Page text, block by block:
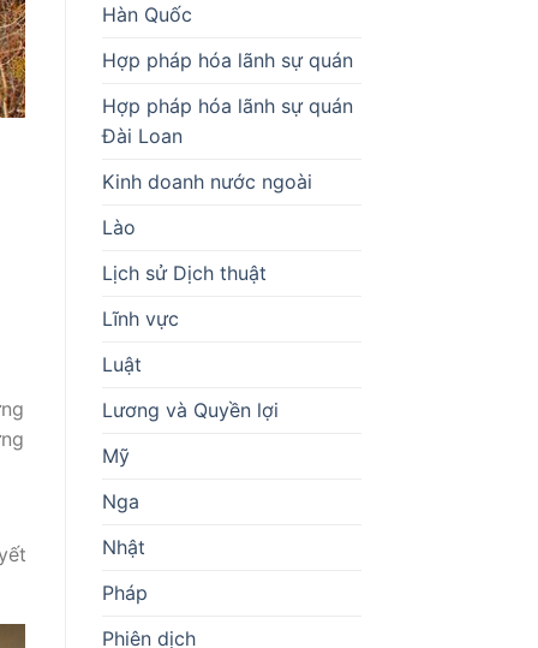
Hàn Quốc
Hợp pháp hóa lãnh sự quán
Hợp pháp hóa lãnh sự quán
Đài Loan
Kinh doanh nước ngoài
Lào
Lịch sử Dịch thuật
Lĩnh vực
Luật
Lương và Quyền lợi
Mỹ
Nga
Nhật
Pháp
Phiên dịch